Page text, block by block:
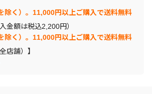
除く）。11,000円以上ご購入で送料無料
金額は税込2,200円）
除く）。11,000円以上ご購入で送料無料
店舗）】